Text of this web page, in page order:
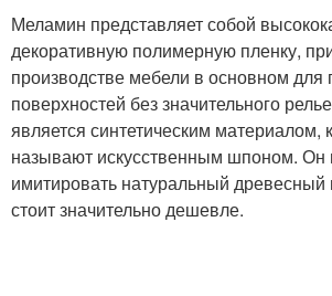
Меламин представляет собой
декоративную полимерную пленку,
производстве мебели в основном
поверхностей без значительного
является синтетическим
называют искусственным шпоном.
имитировать натуральный
стоит значительно дешевле.